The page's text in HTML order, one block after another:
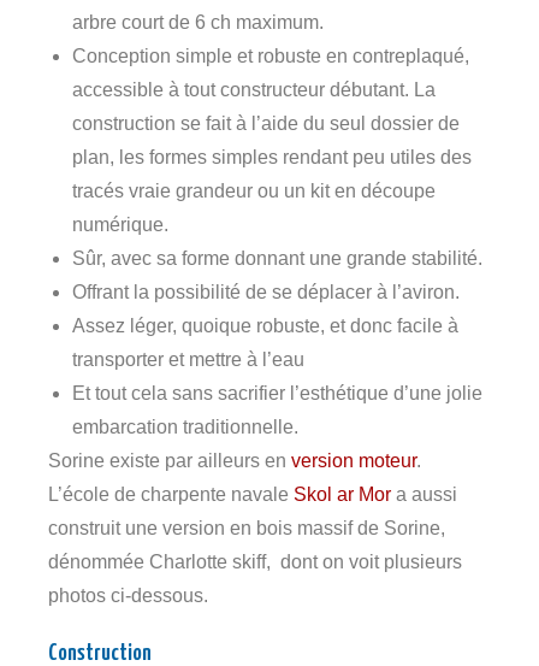
arbre court de 6 ch maximum.
Conception simple et robuste en contreplaqué,
accessible à tout constructeur débutant. La
construction se fait à l’aide du seul dossier de
plan, les formes simples rendant peu utiles des
tracés vraie grandeur ou un kit en découpe
numérique.
Sûr, avec sa forme donnant une grande stabilité.
Offrant la possibilité de se déplacer à l’aviron.
Assez léger, quoique robuste, et donc facile à
transporter et mettre à l’eau
Et tout cela sans sacrifier l’esthétique d’une jolie
embarcation traditionnelle.
Sorine existe par ailleurs en version moteur.
L’école de charpente navale Skol ar Mor a aussi
construit une version en bois massif de Sorine,
dénommée Charlotte skiff, dont on voit plusieurs
photos ci-dessous.
Construction